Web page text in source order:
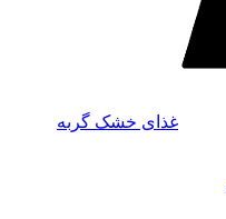
غذای خشک گربه